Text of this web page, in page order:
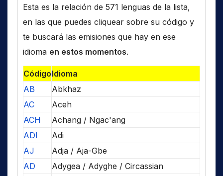
Esta es la relación de 571 lenguas de la lista,
en las que puedes cliquear sobre su código y
te buscará las emisiones que hay en ese
idioma en estos momentos.
CódigoIdioma
AB
Abkhaz
AC
Aceh
ACH
Achang / Ngac'ang
ADI
Adi
AJ
Adja / Aja-Gbe
AD
Adygea / Adyghe / Circassian